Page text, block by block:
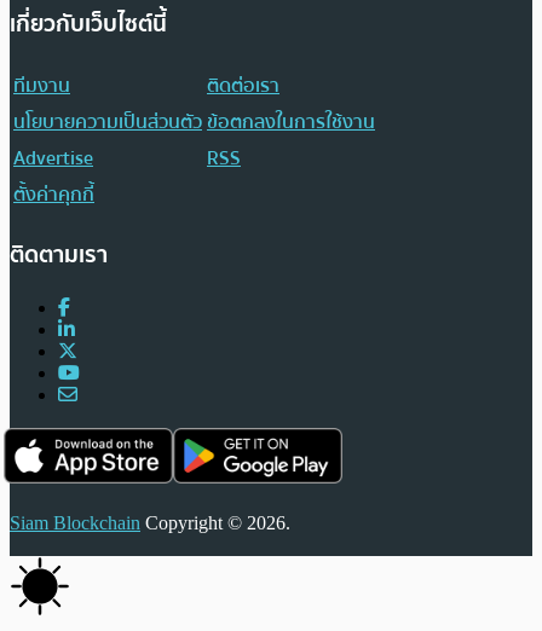
เกี่ยวกับเว็บไซต์นี้
ทีมงาน
ติดต่อเรา
นโยบายความเป็นส่วนตัวข้อตกลงในการใช้งาน
Advertise
RSS
ตั้งค่าคุกกี้
ติดตามเรา
Siam Blockchain Copyright © 2026.